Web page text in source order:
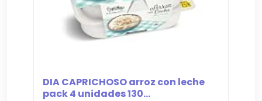
DIA CAPRICHOSO arroz con leche
pack 4 unidades 130...